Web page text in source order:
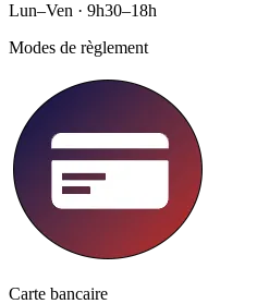
Lun–Ven · 9h30–18h
Modes de règlement
Carte bancaire